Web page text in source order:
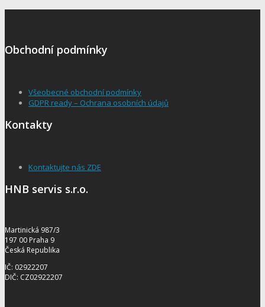
Obchodní podmínky
Všeobecné obchodní podmínky
GDPR ready – Ochrana osobních údajů
Kontakty
Kontaktujte nás ZDE
HNB servis s.r.o.
Martinická 987/3
197 00 Praha 9
Česká Republika
IČ: 02922207
DIČ: CZ02922207